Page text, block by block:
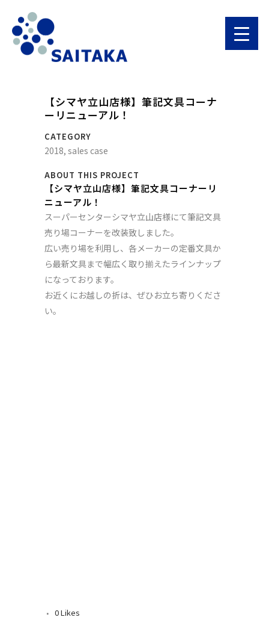
【シマヤ立山店様】筆記文具コーナ
ーリニューアル！
CATEGORY
2018, sales case
ABOUT THIS PROJECT
【シマヤ立山店様】筆記文具コーナーリ
ニューアル！
スーパーセンターシマヤ立山店様にて筆記文具
売り場コーナーを改装致しました。
広い売り場を利用し、各メーカーの定番文具か
ら最新文具まで幅広く取り揃えたラインナップ
になっております。
お近くにお越しの折は、ぜひお立ち寄りくださ
い。
0Likes